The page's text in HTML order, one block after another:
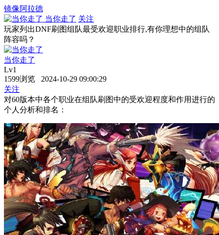
镜像阿拉德
当你走了 关注
玩家列出DNF刷图组队最受欢迎职业排行,有你理想中的组队
阵容吗？
当你走了
Lv1
1599浏览 2024-10-29 09:00:29
关注
对60版本中各个职业在组队刷图中的受欢迎程度和作用进行的
个人分析和排名：